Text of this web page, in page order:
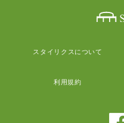
スタイリクスについて
利用規約